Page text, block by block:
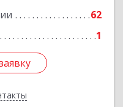
62
1
Подробнее